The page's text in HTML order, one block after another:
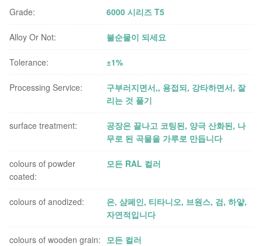
Grade: 6000 시리즈 T5
Alloy Or Not: 불순물이 되세요
Tolerance: ±1%
Processing Service:
구부러지면서,, 용접되, 강타하면서, 잘
리는 것 풀기
surface treatment:
공장은 끝나고 코팅된, 양극 산화된, 나
무로 된 곡물을 가루로 만듭니다
colours of powder
coated:
모든 RAL 컬러
colours of anodized:
은, 샴페인, 티타니오, 브원스, 검, 하얗,
자연적입니다
colours of wooden grain: 모든 컬러